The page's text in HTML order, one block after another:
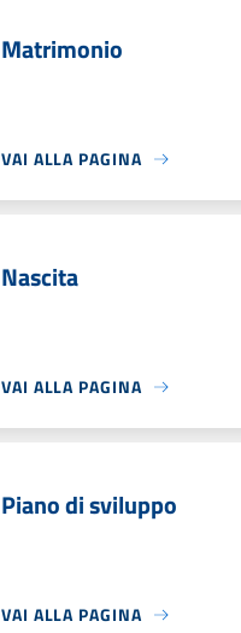
Matrimonio
VAI ALLA PAGINA
Nascita
VAI ALLA PAGINA
Piano di sviluppo
VAI ALLA PAGINA